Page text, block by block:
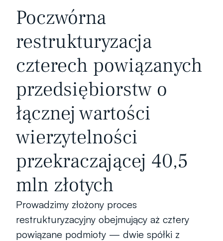
Poczwórna
restrukturyzacja
czterech powiązanych
przedsiębiorstw o
łącznej wartości
wierzytelności
przekraczającej 40,5
mln złotych
Prowadzimy złożony proces
restrukturyzacyjny obejmujący aż cztery
powiązane podmioty — dwie spółki z